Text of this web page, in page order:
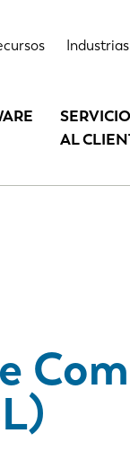
AL
Opciones